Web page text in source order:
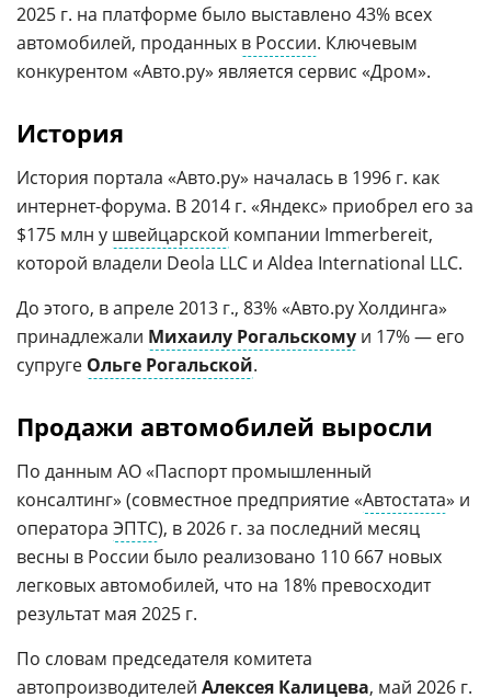
2025 г. на платформе было выставлено 43% всех
автомобилей, проданных в России. Ключевым
конкурентом «Авто.ру» является сервис «Дром».
История
История портала «Авто.ру» началась в 1996 г. как
интернет-форума. В 2014 г. «Яндекс» приобрел его за
$175 млн у швейцарской компании Immerbereit,
которой владели Deola LLC и Aldea International LLC.
До этого, в апреле 2013 г., 83% «Авто.ру Холдинга»
принадлежали Михаилу Рогальскому и 17% — его
супруге Ольге Рогальской.
Продажи автомобилей выросли
По данным АО «Паспорт промышленный
консалтинг» (совместное предприятие «Автостата» и
оператора ЭПТС), в 2026 г. за последний месяц
весны в России было реализовано 110 667 новых
легковых автомобилей, что на 18% превосходит
результат мая 2025 г.
По словам председателя комитета
автопроизводителей Алексея Калицева, май 2026 г.